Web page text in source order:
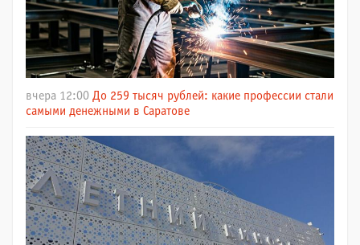
вчера 12:00 До 259 тысяч рублей: какие профессии стали
самыми денежными в Саратове